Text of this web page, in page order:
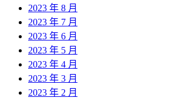
2023 年 8 月
2023 年 7 月
2023 年 6 月
2023 年 5 月
2023 年 4 月
2023 年 3 月
2023 年 2 月